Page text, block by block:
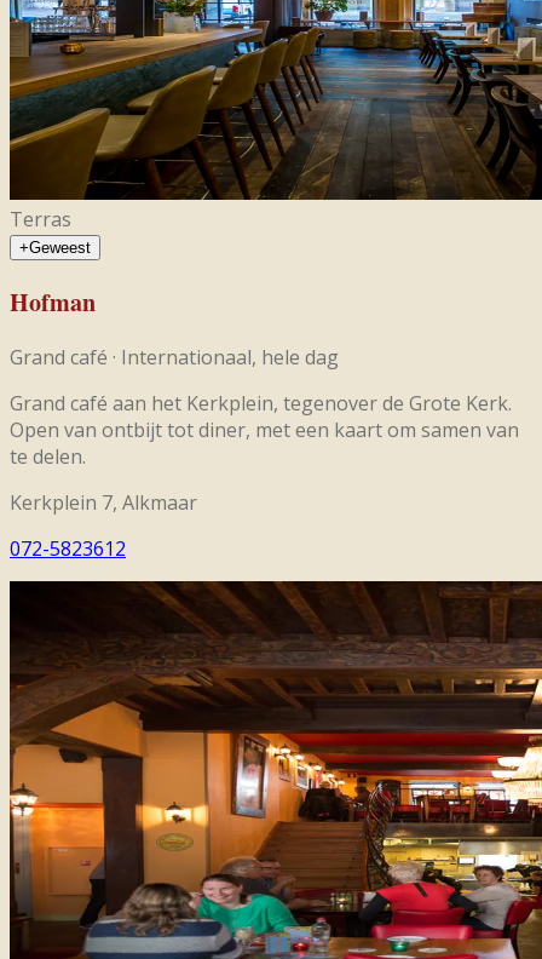
Terras
+Geweest
Hofman
Grand café · Internationaal, hele dag
Grand café aan het Kerkplein, tegenover de Grote Kerk.
Open van ontbijt tot diner, met een kaart om samen van
te delen.
Kerkplein 7, Alkmaar
072-5823612